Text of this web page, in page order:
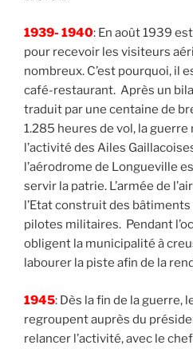
1939- 1940: En août 1939
pour recevoir les visiteurs
nombreux. C’est pourquoi, il
café-restaurant. Après un
traduit par une centaine de
1.285 heures de vol, la guerre
l’activité des Ailes
l’aérodrome de Longueville
servir la patrie. L’armée de
l’Etat construit des
pilotes militaires. Pendant
obligent la municipalité à
labourer la piste afin de la
1945: Dès la fin de la guerre,
regroupent auprès du
relancer l’activité, avec le